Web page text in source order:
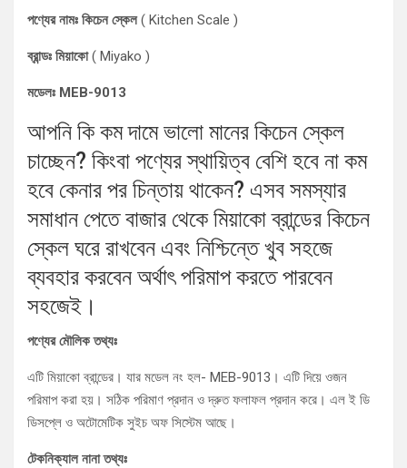
পণ্যের নামঃ কিচেন স্কেল( Kitchen Scale )
ব্রান্ডঃ মিয়াকো( Miyako )
মডেলঃ MEB-9013
আপনি কি কম দামে ভালো মানের কিচেন স্কেল
চাচ্ছেন? কিংবা পণ্যের স্থায়িত্ব বেশি হবে না কম
হবে কেনার পর চিন্তায় থাকেন? এসব সমস্যার
সমাধান পেতে বাজার থেকে মিয়াকো ব্রান্ডের কিচেন
স্কেল ঘরে রাখবেন এবং নিশ্চিন্তে খুব সহজে
ব্যবহার করবেন অর্থাৎ পরিমাপ করতে পারবেন
সহজেই।
পণ্যের মৌলিক তথ্যঃ
এটি মিয়াকো ব্রান্ডের। যার মডেল নং হল- MEB-9013। এটি দিয়ে ওজন
পরিমাপ করা হয়। সঠিক পরিমাণ প্রদান ও দ্রুত ফলাফল প্রদান করে। এল ই ডি
ডিসপ্লে ও অটোমেটিক সুইচ অফ সিস্টেম আছে।
টেকনিক্যাল নানা তথ্যঃ